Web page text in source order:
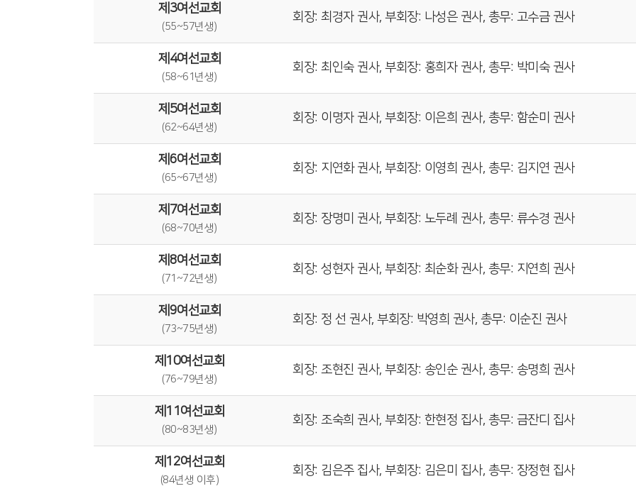
제3여선교회
(55~57년생)
회장: 최경자 권사, 부회장: 나성은 권사, 총무: 고수금 권사
제4여선교회
(58~61년생)
회장: 최인숙 권사, 부회장: 홍희자 권사, 총무: 박미숙 권사
제5여선교회
(62~64년생)
회장: 이명자 권사, 부회장: 이은희 권사, 총무: 함순미 권사
제6여선교회
(65~67년생)
회장: 지연화 권사, 부회장: 이영희 권사, 총무: 김지연 권사
제7여선교회
(68~70년생)
회장: 장명미 권사, 부회장: 노두례 권사, 총무: 류수경 권사
제8여선교회
(71~72년생)
회장: 성현자 권사, 부회장: 최순화 권사, 총무: 지연희 권사
제9여선교회
(73~75년생)
회장: 정 선 권사, 부회장: 박영희 권사, 총무: 이순진 권사
제10여선교회
(76~79년생)
회장: 조현진 권사, 부회장: 송인순 권사, 총무: 송명희 권사
제11여선교회
(80~83년생)
회장: 조숙희 권사, 부회장: 한현정 집사, 총무: 금잔디 집사
제12여선교회
(84년생 이후)
회장: 김은주 집사, 부회장: 김은미 집사, 총무: 장정현 집사